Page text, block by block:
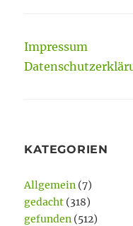
Impressum
KATEGORIEN
Allgemein (7)
gedacht (318)
gefunden (512)